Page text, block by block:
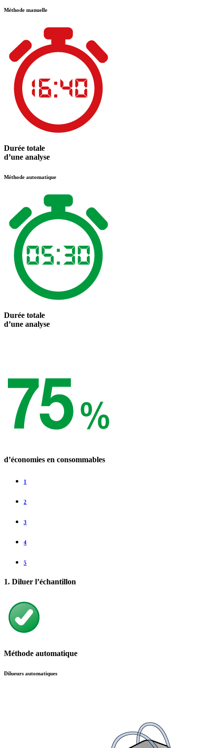
Méthode manuelle
Durée totale
d’une analyse
Méthode automatique
Durée totale
d’une analyse
d’économies en consommables
1
2
3
4
5
1. Diluer l’échantillon
Méthode automatique
Dilueurs automatiques